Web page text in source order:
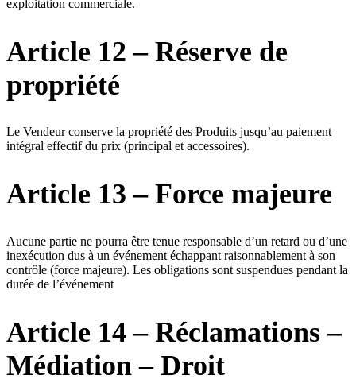
exploitation commerciale.
Article 12 – Réserve de
propriété
Le Vendeur conserve la propriété des Produits jusqu’au paiement
intégral effectif du prix (principal et accessoires).
Article 13 – Force majeure
Aucune partie ne pourra être tenue responsable d’un retard ou d’une
inexécution dus à un événement échappant raisonnablement à son
contrôle (force majeure). Les obligations sont suspendues pendant la
durée de l’événement
Article 14 – Réclamations –
Médiation – Droit